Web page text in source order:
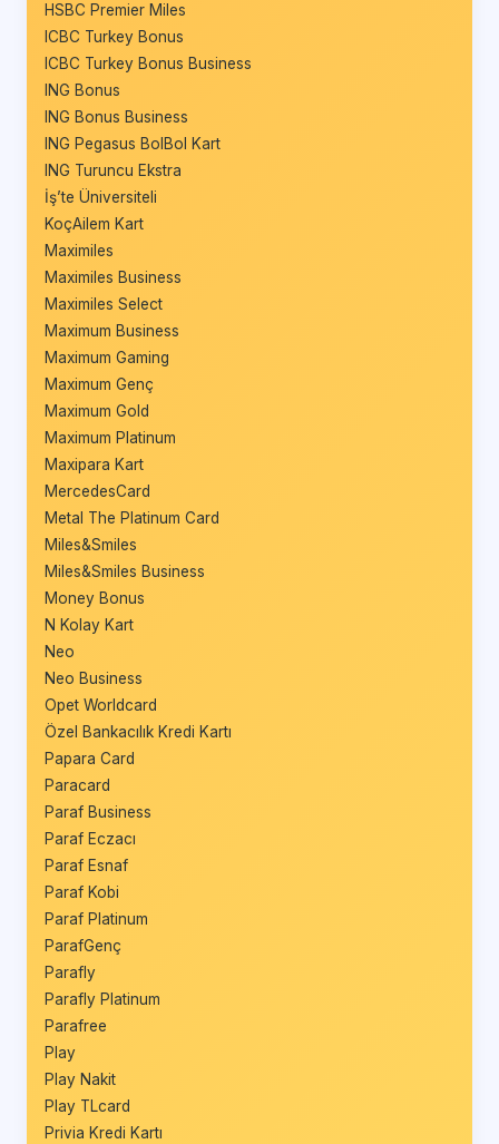
HSBC Premier Miles
ICBC Turkey Bonus
ICBC Turkey Bonus Business
ING Bonus
ING Bonus Business
ING Pegasus BolBol Kart
ING Turuncu Ekstra
İş’te Üniversiteli
KoçAilem Kart
Maximiles
Maximiles Business
Maximiles Select
Maximum Business
Maximum Gaming
Maximum Genç
Maximum Gold
Maximum Platinum
Maxipara Kart
MercedesCard
Metal The Platinum Card
Miles&Smiles
Miles&Smiles Business
Money Bonus
N Kolay Kart
Neo
Neo Business
Opet Worldcard
Özel Bankacılık Kredi Kartı
Papara Card
Paracard
Paraf Business
Paraf Eczacı
Paraf Esnaf
Paraf Kobi
Paraf Platinum
ParafGenç
Parafly
Parafly Platinum
Parafree
Play
Play Nakit
Play TLcard
Privia Kredi Kartı